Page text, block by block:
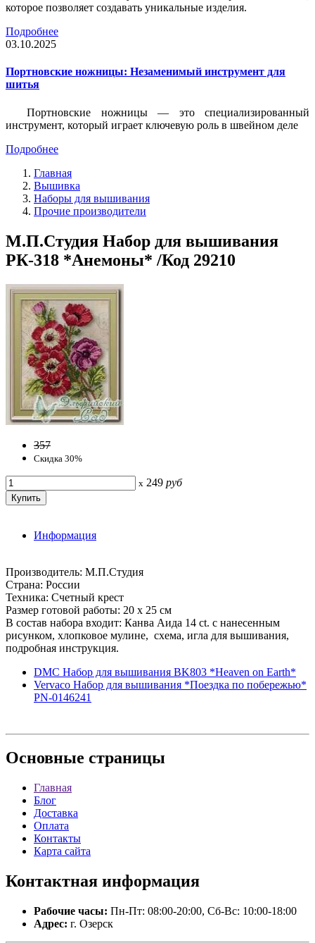
которое позволяет создавать уникальные изделия.
Подробнее
03.10.2025
Портновские ножницы: Незаменимый инструмент для
шитья
Портновские ножницы — это специализированный
инструмент, который играет ключевую роль в швейном деле
Подробнее
Главная
Вышивка
Наборы для вышивания
Прочие производители
М.П.Студия Набор для вышивания
РК-318 *Анемоны* /Код 29210
357
Скидка 30%
x 249 руб
Информация
Производитель: М.П.Студия
Страна: России
Техника: Счетный крест
Размер готовой работы: 20 х 25 см
В состав набора входит: Канва Аида 14 ct. с нанесенным
рисунком, хлопковое мулине, схема, игла для вышивания,
подробная инструкция.
DMC Набор для вышивания BK803 *Heaven on Earth*
Vervaco Набор для вышивания *Поездка по побережью*
PN-0146241
Основные страницы
Главная
Блог
Доставка
Оплата
Контакты
Карта сайта
Контактная информация
Рабочие часы: Пн-Пт: 08:00-20:00, Сб-Вс: 10:00-18:00
Адрес: г. Озерск